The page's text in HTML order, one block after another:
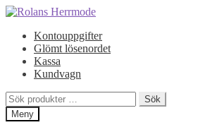
Hoppa
navigering
Hoppa
innehållKontouppgifter
Glömt lösenordet
Kassa
Kundvagn
Sök
efter:
Sök
Meny